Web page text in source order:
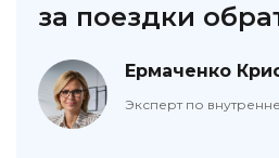
за поездки
Ермаченко
Эксперт по